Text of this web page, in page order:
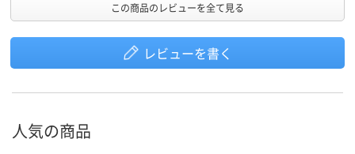
この商品のレビューを全て見る
レビューを書く
人気の商品